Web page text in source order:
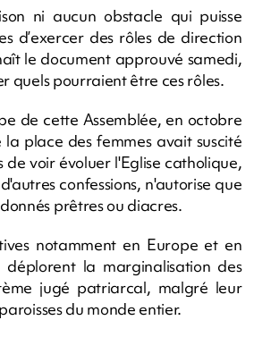
ni aucun obstacle qui puisse
d’exercer des rôles de direction
le document approuvé samedi,
quels pourraient être ces rôles.
de cette Assemblée, en octobre
place des femmes avait suscité
de voir évoluer l'Eglise catholique,
confessions, n'autorise que
prêtres ou diacres.
notamment en Europe et en
la marginalisation des
jugé patriarcal, malgré leur
du monde entier.